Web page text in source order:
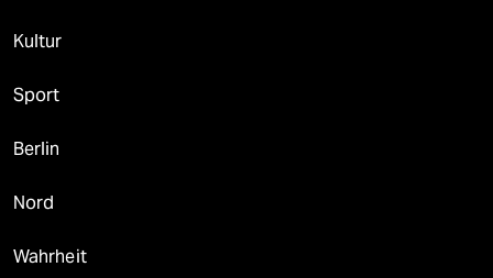
Kultur
Sport
Berlin
Nord
Wahrheit